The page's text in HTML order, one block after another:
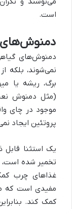
است.
دمنوش‌های
دمنوش‌های
نمی‌شوند، بلکه
برگ، ریشه یا
(مثل دمنوش
موجود در چای
پروتئین ایجاد
یک استثنا قابل
تخمیر شده است،
غذاهای چرب
مفیدی است که
کمک کند.